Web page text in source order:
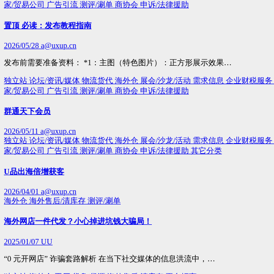
家/贸易公司 广告引流 测评/涮单 商协会 申诉/法律援助
置顶 必读：发布教程指南
2026/05/28 a@uxup.cn
发布前需要准备资料： *1：主图（特色图片）：正方形展示效果…
独立站 论坛/资讯/媒体 物流货代 海外仓 展会/沙龙/活动 需求信息 企业财税服务
家/贸易公司 广告引流 测评/涮单 商协会 申诉/法律援助
群通天下会员
2026/05/11 a@uxup.cn
独立站 论坛/资讯/媒体 物流货代 海外仓 展会/沙龙/活动 需求信息 企业财税服务
家/贸易公司 广告引流 测评/涮单 商协会 申诉/法律援助 其它分类
U品出海倍增获客
2026/04/01 a@uxup.cn
海外仓 海外售后/清库存 测评/涮单
海外网店一件代发？小心掉进坑钱大骗局！
2025/01/07 UU
“0 元开网店” 诈骗套路解析 在当下社交媒体的信息洪流中，…